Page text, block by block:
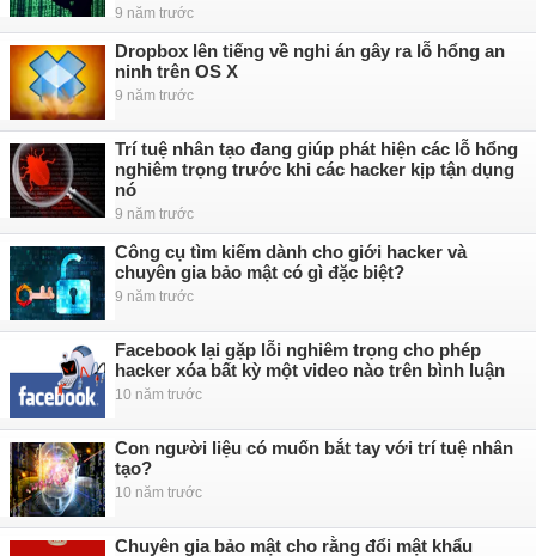
9 năm trước
Dropbox lên tiếng về nghi án gây ra lỗ hổng an
ninh trên OS X
9 năm trước
Trí tuệ nhân tạo đang giúp phát hiện các lỗ hổng
nghiêm trọng trước khi các hacker kịp tận dụng
nó
9 năm trước
Công cụ tìm kiếm dành cho giới hacker và
chuyên gia bảo mật có gì đặc biệt?
9 năm trước
Facebook lại gặp lỗi nghiêm trọng cho phép
hacker xóa bất kỳ một video nào trên bình luận
10 năm trước
Con người liệu có muốn bắt tay với trí tuệ nhân
tạo?
10 năm trước
Chuyên gia bảo mật cho rằng đổi mật khẩu